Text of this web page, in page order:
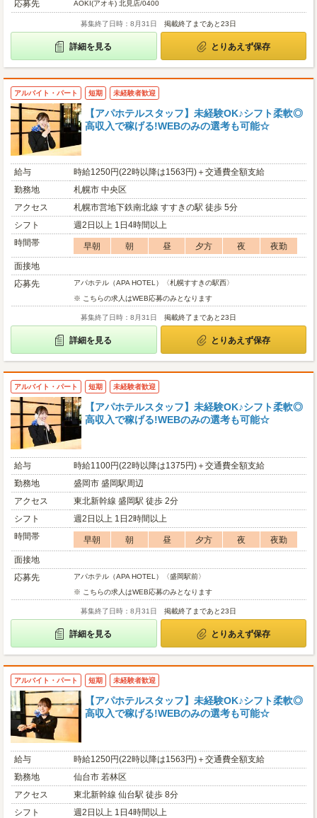
応募先 AOKI(アオキ) 北見店/0400
募集終了日時：8月31日 掲載終了まであと23日
詳細を見る とりあえず保存
アルバイト・パート 短期 未経験者歓迎
【アパホテルスタッフ】未経験OK♪シフト柔軟◎
高収入で稼げる!WEBのみの選考も可能☆
給与
時給1250円(22時以降は1563円)＋交通費全額支給
勤務地
札幌市 中央区
アクセス
札幌市営地下鉄南北線 すすきの駅 徒歩 5分
シフト
週2日以上 1日4時間以上
時間帯
早朝 朝 昼 夕方 夜
夜勤
面接地
応募先
アパホテル（APA HOTEL）〈札幌すすきの駅西〉
※ こちらの求人はWEB応募のみとなります
募集終了日時：8月31日 掲載終了まであと23日
詳細を見る とりあえず保存
アルバイト・パート 短期 未経験者歓迎
【アパホテルスタッフ】未経験OK♪シフト柔軟◎
高収入で稼げる!WEBのみの選考も可能☆
給与
時給1100円(22時以降は1375円)＋交通費全額支給
勤務地
盛岡市 盛岡駅周辺
アクセス
東北新幹線 盛岡駅 徒歩 2分
シフト
週2日以上 1日2時間以上
時間帯
早朝 朝 昼 夕方 夜
夜勤
面接地
応募先
アパホテル（APA HOTEL）〈盛岡駅前〉
※ こちらの求人はWEB応募のみとなります
募集終了日時：8月31日 掲載終了まであと23日
詳細を見る とりあえず保存
アルバイト・パート 短期 未経験者歓迎
【アパホテルスタッフ】未経験OK♪シフト柔軟◎
高収入で稼げる!WEBのみの選考も可能☆
給与
時給1250円(22時以降は1563円)＋交通費全額支給
勤務地
仙台市 若林区
アクセス
東北新幹線 仙台駅 徒歩 8分
シフト
週2日以上 1日4時間以上